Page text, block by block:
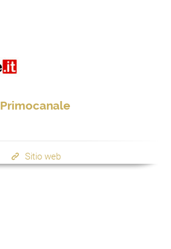
Primocanale
Sitio web